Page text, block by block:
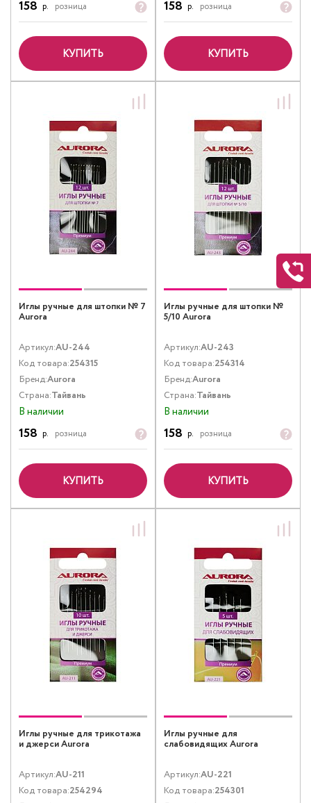
158 р. розница
КУПИТЬ
158 р. розница
КУПИТЬ
Иглы ручные для штопки № 7
Aurora
Артикул:AU-244
Код товара:254315
Бренд:Aurora
Страна:Тайвань
В наличии
158 р. розница
КУПИТЬ
Иглы ручные для штопки №
5/10 Aurora
Артикул:AU-243
Код товара:254314
Бренд:Aurora
Страна:Тайвань
В наличии
158 р. розница
КУПИТЬ
Иглы ручные для трикотажа
и джерси Aurora
Артикул:AU-211
Код товара:254294
Иглы ручные для
слабовидящих Aurora
Артикул:AU-221
Код товара:254301